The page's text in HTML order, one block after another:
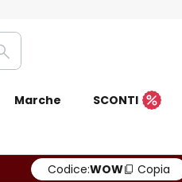
Ricerca
Marche SCONTI
Codice:WOW Copia